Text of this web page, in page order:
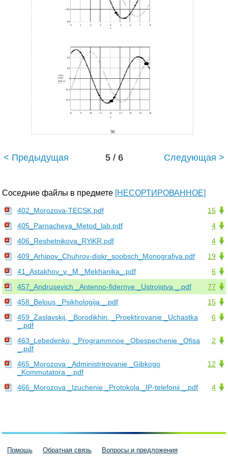
0.2
0.4
1
2 3 4 5 6 7 8
0
x
0.2
0.1
J1(x)
0
Jn(2 x)
0.1
0.2
8 9 10 11 12 13 14 15 16
x
50
< Предыдущая 5 / 6 Следующая >
Соседние файлы в предмете [НЕСОРТИРОВАННОЕ]
15
402_Morozova-TECSK.pdf
4
405_Parnacheva_Metod_lab.pdf
4
406_Reshetnikova_RYiKR.pdf
19
409_Arhipov_Chuhrov-diskr_soobsch_Monografiya.pdf
6
41_Astakhov_v._M._Mekhanika_.pdf
77
457_Andrusevich _Antenno-fidernye _Ustrojstva _.pdf
15
458_Belous _Psikhologija _.pdf
6
459_Zaslavskij, _Borodikhin. _Proektirovanie _Uchastka
_.pdf
2
463_Lebedenko, _Programmnoe _Obespechenie _Ofisa
_.pdf
12
465_Morozova _Administrirovanie _Gibkogo
_Kommutatora _.pdf
4
466_Morozova _Izuchenie _Protokola _IP-telefonii _.pdf
Помощь Обратная связь Вопросы и предложения